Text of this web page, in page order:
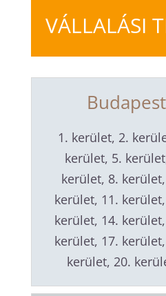
VÁLLALÁSI
1. kerület, 2.
kerület, 5.
kerület, 8.
kerület, 11.
kerület, 14.
kerület, 17.
kerület, 20.